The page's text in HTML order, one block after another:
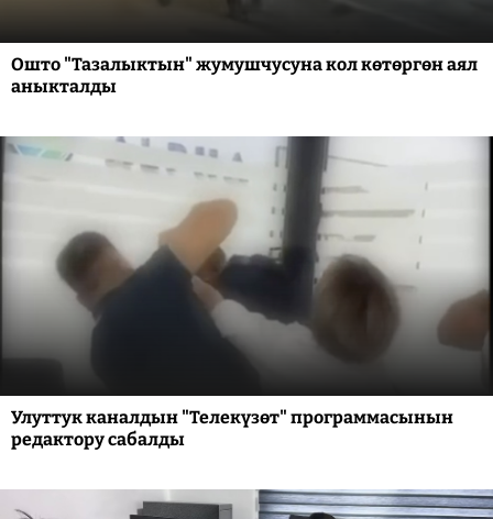
Ошто "Тазалыктын" жумушчусуна кол көтөргөн аял
аныкталды
Улуттук каналдын "Телекүзөт" программасынын
редактору сабалды